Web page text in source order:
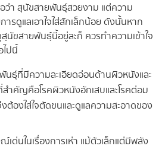
ว่า สุนัขสายพันธุ์สวยงาม แต่ความ
รดูแลเอาใจใส่สักเล็กน้อย ดังนั้นหาก
นัขสายพันธุ์นี้อยู่ละก็ ควรทำความเข้าใจ
ปนี้
นธุ์ที่มีความละเอียดอ่อนด้านผิวหนังและ
คัญคือโรคผิวหนังอักเสบและโรคต่อม
ต้องใส่ใจตัดขนและดูแลความสะอาดของ
ด่นในเรื่องการเห่า แม้ตัวเล็กแต่มีพลัง